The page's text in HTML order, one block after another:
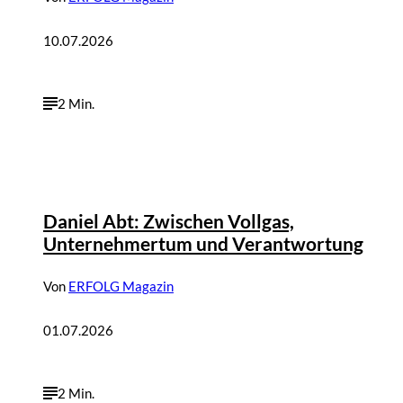
10.07.2026
2 Min.
Daniel Abt: Zwischen Vollgas,
Unternehmertum und Verantwortung
Von ERFOLG Magazin
01.07.2026
2 Min.